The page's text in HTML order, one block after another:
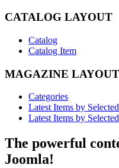
CATALOG LAYOUT
Catalog
Catalog Item
MAGAZINE LAYOUT
Categories
Latest Items by
Latest Items by
The powerful
Joomla!